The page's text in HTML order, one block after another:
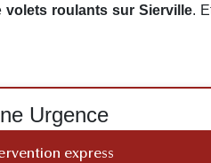
volets roulants sur Sierville.
Urgence
express